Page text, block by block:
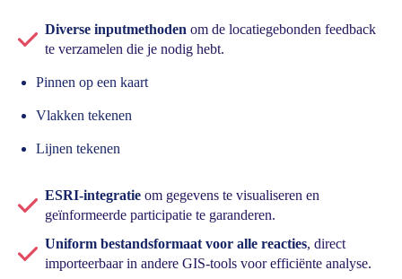
Diverse inputmethoden om de locatiegebonden feedback
te verzamelen die je nodig hebt.
Pinnen op een kaart
Vlakken tekenen
Lijnen tekenen
ESRI-integratie om gegevens te visualiseren en
geïnformeerde participatie te garanderen.
Uniform bestandsformaat voor alle reacties, direct
importeerbaar in andere GIS-tools voor efficiënte analyse.